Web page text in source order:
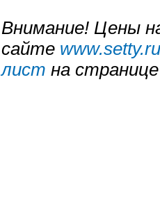
Внимание! Цены
сайте www.setty.ru
лист на